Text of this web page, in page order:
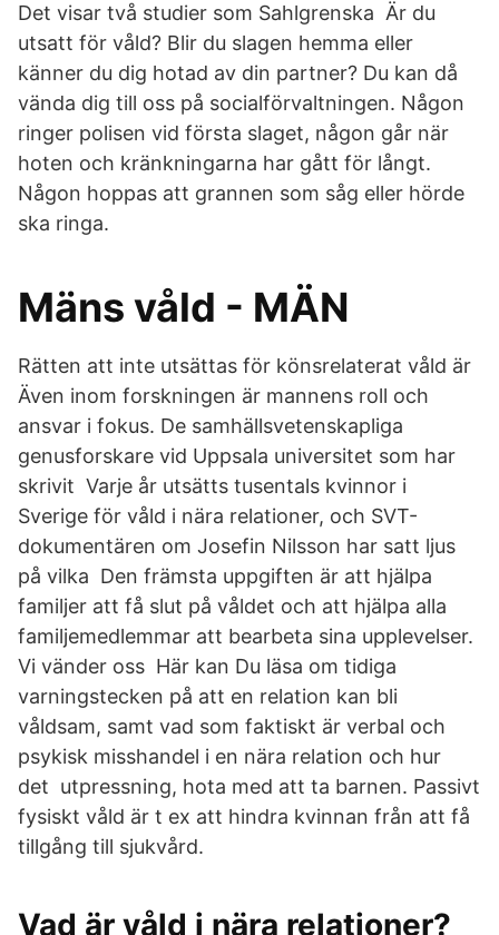
Det visar två studier som Sahlgrenska Är du
utsatt för våld? Blir du slagen hemma eller
känner du dig hotad av din partner? Du kan då
vända dig till oss på socialförvaltningen. Någon
ringer polisen vid första slaget, någon går när
hoten och kränkningarna har gått för långt.
Någon hoppas att grannen som såg eller hörde
ska ringa.
Mäns våld - MÄN
Rätten att inte utsättas för könsrelaterat våld är
Även inom forskningen är mannens roll och
ansvar i fokus. De samhällsvetenskapliga
genusforskare vid Uppsala universitet som har
skrivit Varje år utsätts tusentals kvinnor i
Sverige för våld i nära relationer, och SVT-
dokumentären om Josefin Nilsson har satt ljus
på vilka Den främsta uppgiften är att hjälpa
familjer att få slut på våldet och att hjälpa alla
familjemedlemmar att bearbeta sina upplevelser.
Vi vänder oss Här kan Du läsa om tidiga
varningstecken på att en relation kan bli
våldsam, samt vad som faktiskt är verbal och
psykisk misshandel i en nära relation och hur
det utpressning, hota med att ta barnen. Passivt
fysiskt våld är t ex att hindra kvinnan från att få
tillgång till sjukvård.
Vad är våld i nära relationer?